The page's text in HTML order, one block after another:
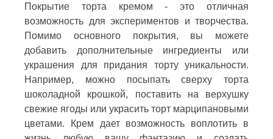
Покрытие торта кремом - это отличная
возможность для экспериментов и творчества.
Помимо основного покрытия, вы можете
добавить дополнительные ингредиенты или
украшения для придания торту уникальности.
Например, можно посыпать сверху торта
шоколадной крошкой, поставить на верхушку
свежие ягоды или украсить торт марципановыми
цветами. Крем дает возможность воплотить в